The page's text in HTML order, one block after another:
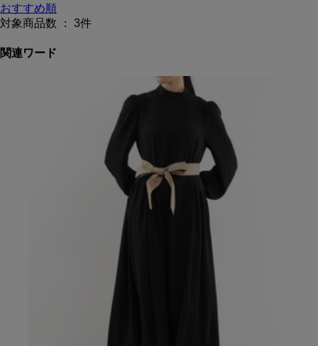
おすすめ順
対象商品数 ： 3件
関連ワード